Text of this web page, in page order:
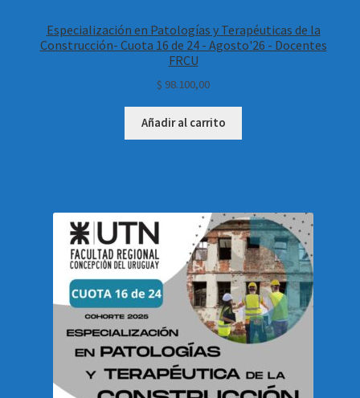
Especialización en Patologías y Terapéuticas de la
Construcción- Cuota 16 de 24 - Agosto'26 - Docentes
FRCU
$ 98.100,00
Añadir al carrito